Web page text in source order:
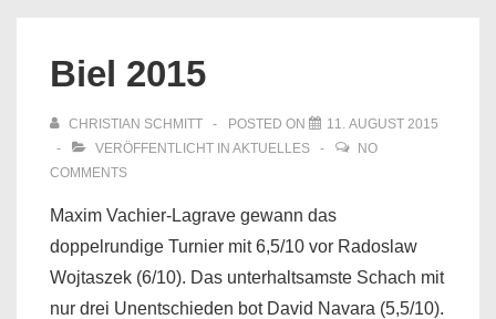
Biel 2015
CHRISTIAN SCHMITT POSTED ON
11. AUGUST 2015
VERÖFFENTLICHT IN AKTUELLES
NO
COMMENTS
Maxim Vachier-Lagrave gewann das
doppelrundige Turnier mit 6,5/10 vor Radoslaw
Wojtaszek (6/10). Das unterhaltsamste Schach mit
nur drei Unentschieden bot David Navara (5,5/10).